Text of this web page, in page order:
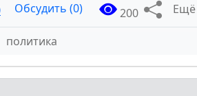
Обсудить (0) 200 Ещё
политика